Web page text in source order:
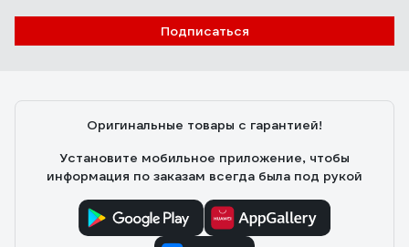
Подписаться
Оригинальные товары с гарантией!
Установите мобильное приложение, чтобы
информация по заказам всегда была под рукой